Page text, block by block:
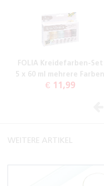
FOLIA Kreidefarben-Set
5 x 60 ml mehrere Farben
€ 11,99
WEITERE ARTIKEL